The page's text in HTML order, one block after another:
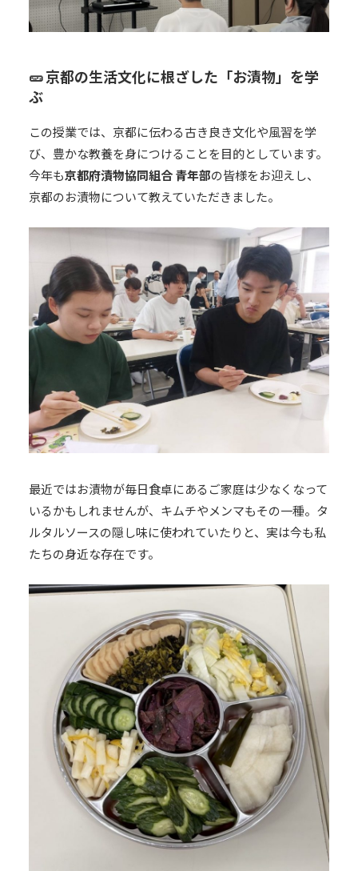
🥒 京都の生活文化に根ざした「お漬物」を学
ぶ
この授業では、京都に伝わる古き良き文化や風習を学
び、豊かな教養を身につけることを目的としています。
今年も京都府漬物協同組合 青年部の皆様をお迎えし、
京都のお漬物について教えていただきました。
最近ではお漬物が毎日食卓にあるご家庭は少なくなって
いるかもしれませんが、キムチやメンマもその一種。タ
ルタルソースの隠し味に使われていたりと、実は今も私
たちの身近な存在です。